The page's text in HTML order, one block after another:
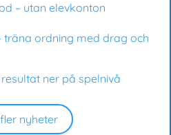
– utan elevkonton
träna ordning med drag och
ner på spelnivå
nyheter